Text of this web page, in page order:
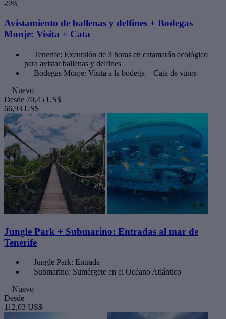
-5%
Avistamiento de ballenas y delfines + Bodegas
Monje: Visita + Cata
Tenerife: Excursión de 3 horas en catamarán ecológico
para avistar ballenas y delfines
Bodegas Monje: Visita a la bodega + Cata de vinos
Nuevo
Desde 70,45 US$
66,93 US$
Jungle Park + Submarino: Entradas al mar de
Tenerife
Jungle Park: Entrada
Submarino: Sumérgete en el Océano Atlántico
Nuevo
Desde
112,03 US$